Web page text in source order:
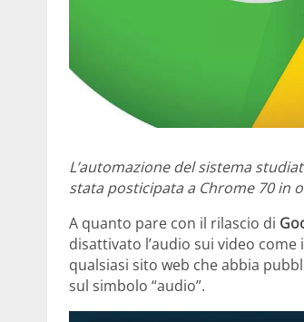
L’automazione del sistema
stata posticipata a Chrome 70 in
A quanto pare con il rilascio di
disattivato l’audio sui video
qualsiasi sito web che abbia
sul simbolo “audio”.